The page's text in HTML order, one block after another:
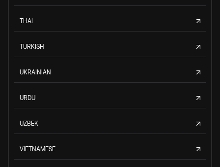
THAI
TURKISH
UKRAINIAN
URDU
UZBEK
VIETNAMESE